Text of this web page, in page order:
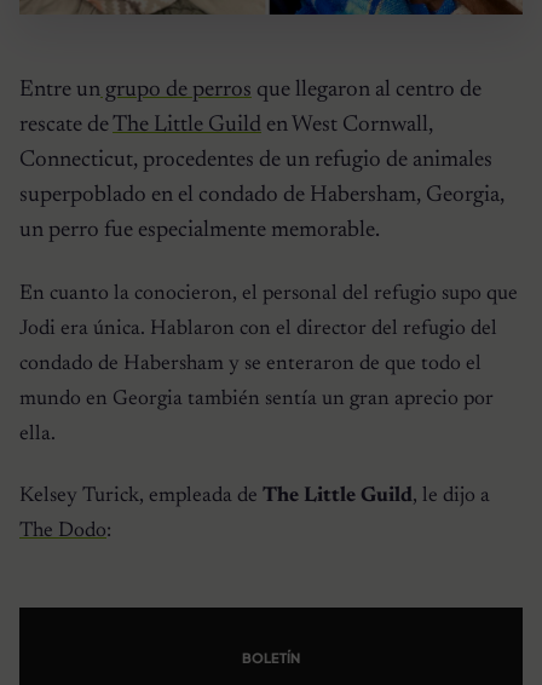
Entre un grupo de perros que llegaron al centro de
rescate deThe Little Guild en West Cornwall,
Connecticut, procedentes de un refugio de animales
superpoblado en el condado de Habersham, Georgia,
un perro fue especialmente memorable.
En cuanto la conocieron, el personal del refugio supo que
Jodi era única. Hablaron con el director del refugio del
condado de Habersham y se enteraron de que todo el
mundo en Georgia también sentía un gran aprecio por
ella.
Kelsey Turick, empleada de The Little Guild, le dijo a
The Dodo:
BOLETÍN